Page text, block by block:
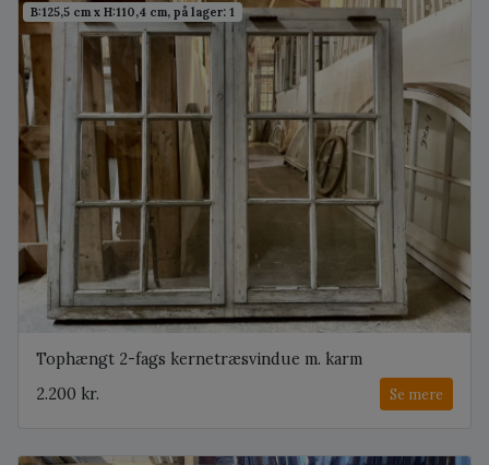
B:125,5 cm x H:110,4 cm, på lager: 1
Tophængt 2-fags kernetræsvindue m. karm
2.200 kr.
Se mere